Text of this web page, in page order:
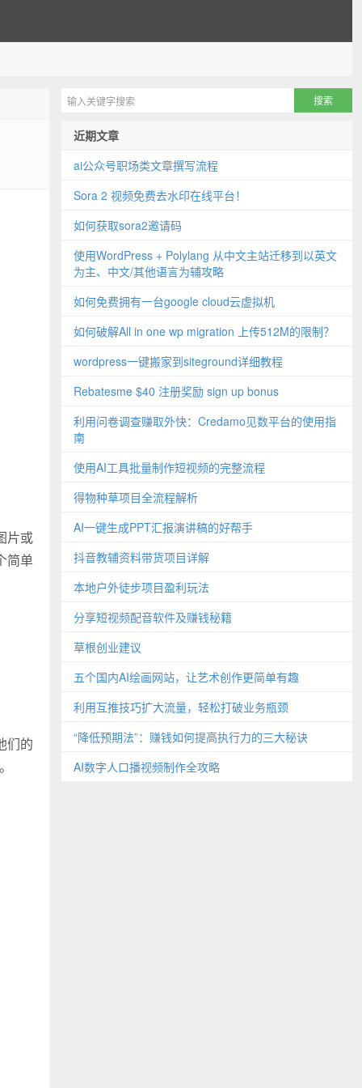
片或
简单
们的
近期文章
ai公众号职场类文章撰写流程
Sora 2 视频免费去水印在线平台！
如何获取sora2邀请码
使用WordPress + Polylang 从中文主站迁移到以英文
为主、中文/其他语言为辅攻略
如何免费拥有一台google cloud云虚拟机
如何破解All in one wp migration 上传512M的限制？
wordpress一键搬家到siteground详细教程
Rebatesme $40 注册奖励 sign up bonus
利用问卷调查赚取外快：Credamo见数平台的使用指
南
使用AI工具批量制作短视频的完整流程
得物种草项目全流程解析
AI一键生成PPT汇报演讲稿的好帮手
抖音教辅资料带货项目详解
本地户外徒步项目盈利玩法
分享短视频配音软件及赚钱秘籍
草根创业建议
五个国内AI绘画网站，让艺术创作更简单有趣
利用互推技巧扩大流量，轻松打破业务瓶颈
“降低预期法”：赚钱如何提高执行力的三大秘诀
AI数字人口播视频制作全攻略